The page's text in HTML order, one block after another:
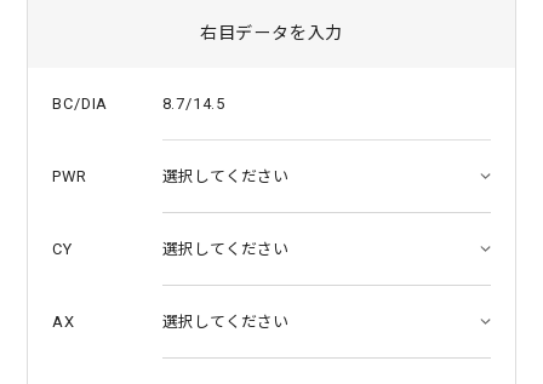
右目データを入力
BC/DIA 8.7/14.5
PWR
CY
AX